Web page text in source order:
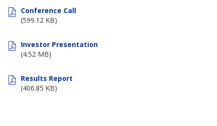
Conference Call
(599.12 KB)
Investor Presentation
(4.52 MB)
Results Report
(406.85 KB)